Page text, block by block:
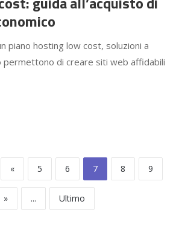
piano hosting low cost, soluzioni a
permettono di creare siti web affidabili
« 5 6 7 8 9
» ... Ultimo